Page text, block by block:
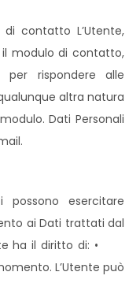
di contatto L’Utente,
modulo di contatto,
rispondere alle
altra natura
Dati Personali
possono esercitare
ai Dati trattati dal
ha il diritto di: •
L’Utente può